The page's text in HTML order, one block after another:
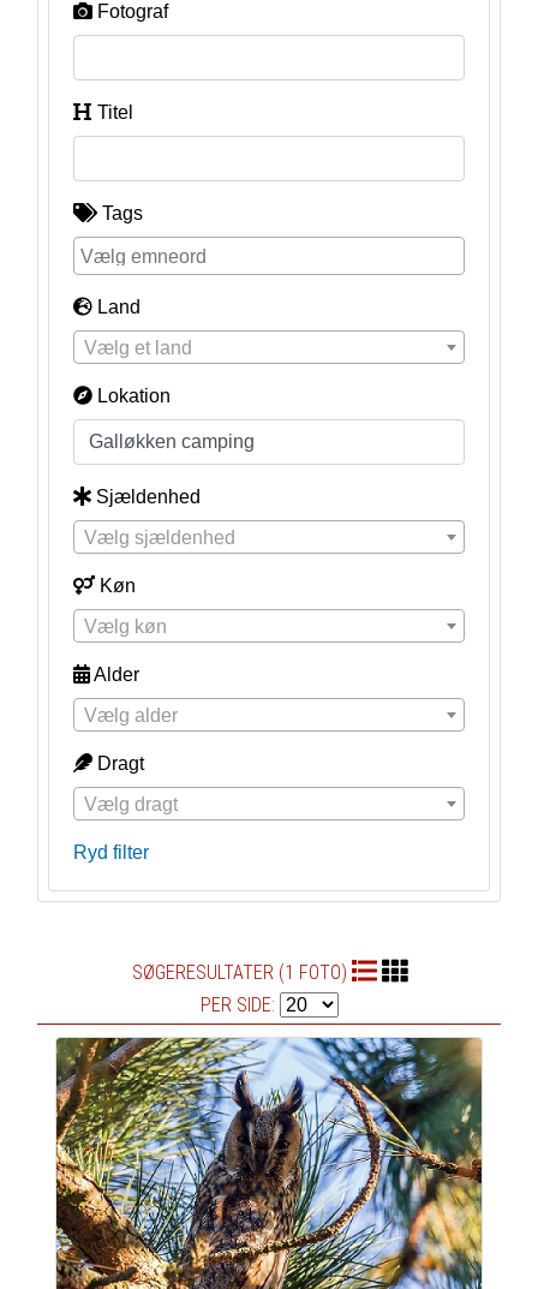
Fotograf
Titel
Tags
Land
Vælg et land
Lokation
Sjældenhed
Vælg sjældenhed
Køn
Vælg køn
Alder
Vælg alder
Dragt
Vælg dragt
Ryd filter
SØGERESULTATER (1 FOTO)
PER SIDE: